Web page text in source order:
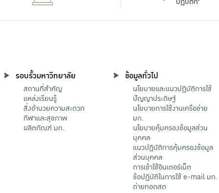
รอบรั้วมหาวิทยาลัย
สถานที่สำคัญ
แหล่งเรียนรู้
สิ่งอำนวยความสะดวก
กีฬาและสุขภาพ
ผลิตภัณฑ์ มก.
ข้อมูลทั่วไป
นโยบายและแนวปฏิบัติการใช้
ปัญญาประดิษฐ์
นโยบายการใช้งานเครือข่าย
มก.
นโยบายคุ้มครองข้อมูลส่วน
บุคคล
แนวปฏิบัติการคุ้มครองข้อมูล
ส่วนบุคคล
การเข้าใช้อินเตอร์เน็ต
ข้อปฏิบัติในการใช้ e-mail มก.
ถ่ายทอดสด